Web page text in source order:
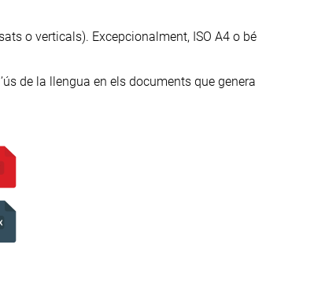
o verticals). Excepcionalment, ISO A4 o bé
de la llengua en els documents que genera